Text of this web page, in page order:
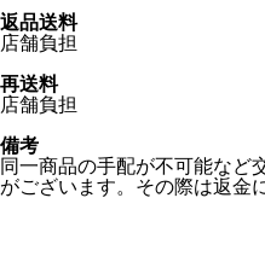
返品送料
店舗負担
再送料
店舗負担
備考
同一商品の手配が不可能など
がございます。その際は返金